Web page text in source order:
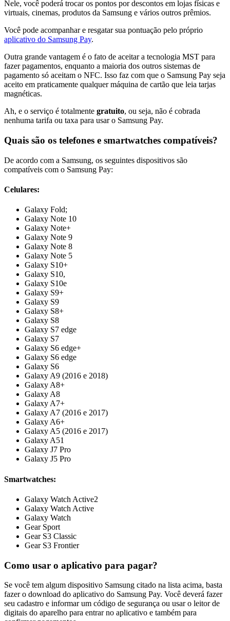
Nele, você poderá trocar os pontos por descontos em lojas físicas e
virtuais, cinemas, produtos da Samsung e vários outros prêmios.
Você pode acompanhar e resgatar sua pontuação pelo próprio
aplicativo do Samsung Pay.
Outra grande vantagem é o fato de aceitar a tecnologia MST para
fazer pagamentos, enquanto a maioria dos outros sistemas de
pagamento só aceitam o NFC. Isso faz com que o Samsung Pay seja
aceito em praticamente qualquer máquina de cartão que leia tarjas
magnéticas.
Ah, e o serviço é totalmente gratuito, ou seja, não é cobrada
nenhuma tarifa ou taxa para usar o Samsung Pay.
Quais são os telefones e smartwatches compatíveis?
De acordo com a Samsung, os seguintes dispositivos são
compatíveis com o Samsung Pay:
Celulares:
Galaxy Fold;
Galaxy Note 10
Galaxy Note+
Galaxy Note 9
Galaxy Note 8
Galaxy Note 5
Galaxy S10+
Galaxy S10,
Galaxy S10e
Galaxy S9+
Galaxy S9
Galaxy S8+
Galaxy S8
Galaxy S7 edge
Galaxy S7
Galaxy S6 edge+
Galaxy S6 edge
Galaxy S6
Galaxy A9 (2016 e 2018)
Galaxy A8+
Galaxy A8
Galaxy A7+
Galaxy A7 (2016 e 2017)
Galaxy A6+
Galaxy A5 (2016 e 2017)
Galaxy A51
Galaxy J7 Pro
Galaxy J5 Pro
Smartwatches:
Galaxy Watch Active2
Galaxy Watch Active
Galaxy Watch
Gear Sport
Gear S3 Classic
Gear S3 Frontier
Como usar o aplicativo para pagar?
Se você tem algum dispositivo Samsung citado na lista acima, basta
fazer o download do aplicativo do Samsung Pay. Você deverá fazer
seu cadastro e informar um código de segurança ou usar o leitor de
digitais do aparelho para entrar no aplicativo e também para